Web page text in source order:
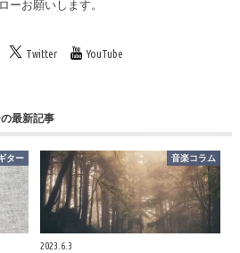
ーお願いします。
Twitter YouTube
最新記事
ター 音楽コラム
2023.6.3